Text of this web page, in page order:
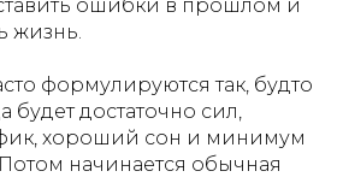
ошибки в прошлом и
жизнь.
формулируются так, будто
будет достаточно сил,
хороший сон и минимум
начинается обычная